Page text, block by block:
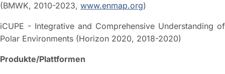
(BMWK, 2010-2023, www.enmap.org)
iCUPE - Integrative and Comprehensive Understanding of
Polar Environments (Horizon 2020, 2018-2020)
Produkte/Plattformen